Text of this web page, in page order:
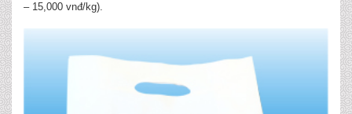
– 15,000 vnđ/kg).